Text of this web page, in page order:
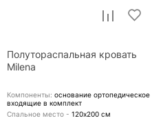
Полутораспальная кровать
Milena
Компоненты: основание ортопедическое
входящие в комплект
Спальное место - 120х200 см